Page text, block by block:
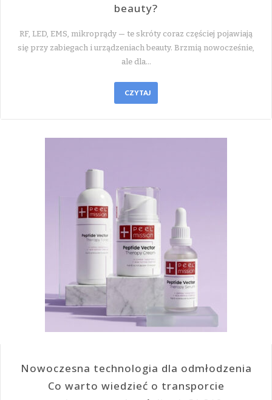
beauty?
RF, LED, EMS, mikroprądy — te skróty coraz częściej pojawiają
się przy zabiegach i urządzeniach beauty. Brzmią nowocześnie,
ale dla…
CZYTAJ
Nowoczesna technologia dla odmłodzenia
Co warto wiedzieć o transporcie